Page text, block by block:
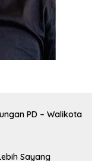
PD – Walikota
Sayang